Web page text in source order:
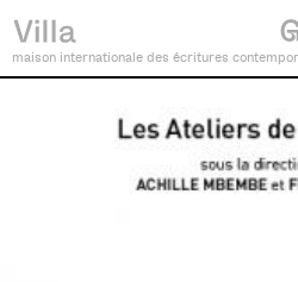
maison internationale des écritures